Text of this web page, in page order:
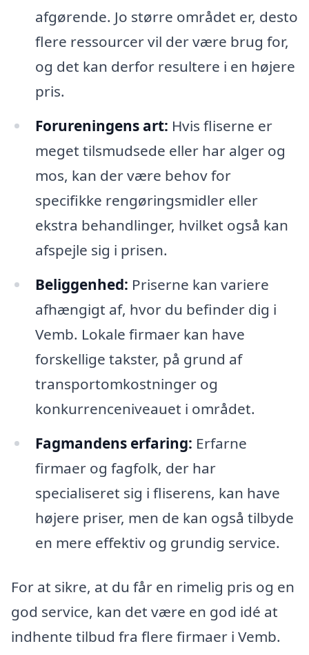
afgørende. Jo større området er, desto
flere ressourcer vil der være brug for,
og det kan derfor resultere i en højere
pris.
Forureningens art: Hvis fliserne er
meget tilsmudsede eller har alger og
mos, kan der være behov for
specifikke rengøringsmidler eller
ekstra behandlinger, hvilket også kan
afspejle sig i prisen.
Beliggenhed: Priserne kan variere
afhængigt af, hvor du befinder dig i
Vemb. Lokale firmaer kan have
forskellige takster, på grund af
transportomkostninger og
konkurrenceniveauet i området.
Fagmandens erfaring: Erfarne
firmaer og fagfolk, der har
specialiseret sig i fliserens, kan have
højere priser, men de kan også tilbyde
en mere effektiv og grundig service.
For at sikre, at du får en rimelig pris og en
god service, kan det være en god idé at
indhente tilbud fra flere firmaer i Vemb.